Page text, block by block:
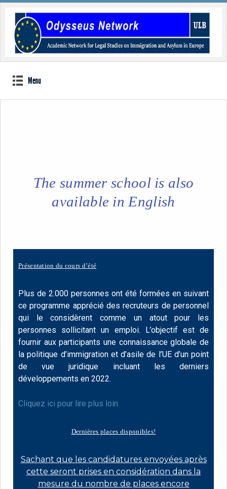
Menu
The summer school is also
available in English
Présentation du cours d’été
Plus de 2.000 personnes ont été formées en suivant
ce programme apprécié des recruteurs de personnel
qui le considèrent comme un atout pour les
personnes sollicitant un emploi. L’objectif est de
fournir aux participants une connaissance globale de
la politique d’immigration et d’asile de l’UE d’un point
de vue juridique incluant les derniers
développements en 2022.
Cliquez ici pour lire plus loin
Dernières places disponibles!
Sachant que les candidatures envoyées après
cette seront prises en considération dans la
mesure du nombre de places encore